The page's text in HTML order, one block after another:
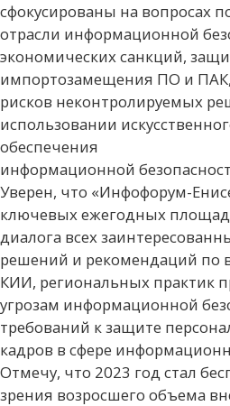
сфокусированы на вопросах
отрасли информационной
экономических санкций,
импортозамещения ПО и
рисков неконтролируемых
использовании
обеспечения
информационной
Уверен, что «Инфофорум-
ключевых ежегодных
диалога всех
решений и рекомендаций по
КИИ, региональных практик
угрозам информационной
требований к защите
кадров в сфере
Отмечу, что 2023 год стал
зрения возросшего объема